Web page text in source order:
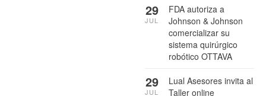
FDA autoriza a
Johnson & Johnson
comercializar su
sistema quirúrgico
robótico OTTAVA
29
JUL
Lual Asesores invita al
Taller online
29
JUL